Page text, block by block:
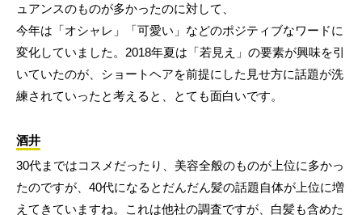
ュアンスのものが多かったのに対して、
今年は「オシャレ」「可愛い」などのポジティブなワードに
変化していました。2018年夏は「若見え」の要素が興味を引
いていたのが、ショートヘアを前提にした見せ方に話題が洗
練されていったと考えると、とても面白いです。
酒井
30代まではコスメだったり、美容全般のものが上位に多かっ
たのですが、40代になるとだんだん髪の話題自体が上位に増
えてきていますね。これは他社の調査ですが、白髪も含めた